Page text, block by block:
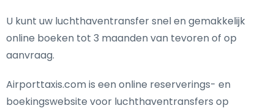
U kunt uw luchthaventransfer snel en gemakkelijk
online boeken tot 3 maanden van tevoren of op
aanvraag.
Airporttaxis.com is een online reserverings- en
boekingswebsite voor luchthaventransfers op